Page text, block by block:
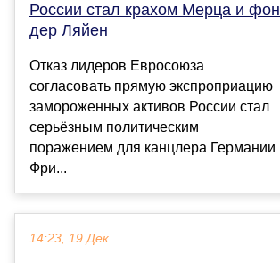
России стал крахом Мерца и фон
дер Ляйен
Отказ лидеров Евросоюза
согласовать прямую экспроприацию
замороженных активов России стал
серьёзным политическим
поражением для канцлера Германии
Фри...
14:23, 19 Дек